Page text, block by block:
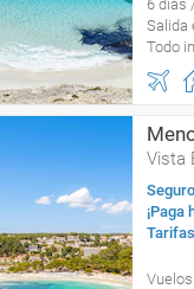
6 días
Salida
Todo
Vista